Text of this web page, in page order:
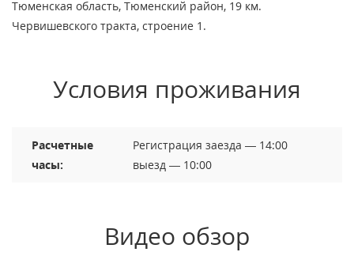
Тюменская область, Тюменский район, 19 км.
Червишевского тракта, строение 1.
Условия проживания
Расчетные
часы:
Регистрация заезда — 14:00
выезд — 10:00
Видео обзор